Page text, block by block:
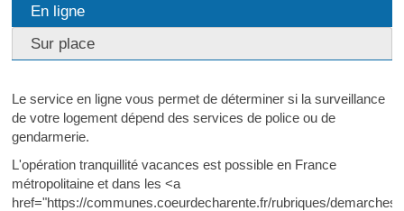
En ligne
Sur place
Le service en ligne vous permet de déterminer si la surveillance
de votre logement dépend des services de police ou de
gendarmerie.
L'opération tranquillité vacances est possible en France
métropolitaine et dans les <a
href="https://communes.coeurdecharente.fr/rubriques/demarches-